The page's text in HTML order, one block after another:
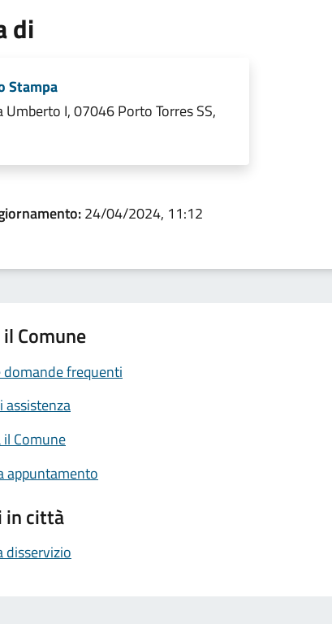
di
Stampa
Umberto I, 07046 Porto Torres SS,
24/04/2024, 11:12
Comune
domande frequenti
assistenza
il Comune
appuntamento
in città
disservizio